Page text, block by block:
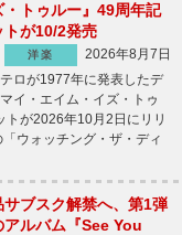
トゥルー』49周年記
トが10/2発売
洋楽
2026年8月7日
ロが1977年に発表したデ
イ・エイム・イズ・トゥ
が2026年10月2日にリリ
ウォッチング・ザ・ディ
ブスク解禁へ、第1弾
ルバム『See You